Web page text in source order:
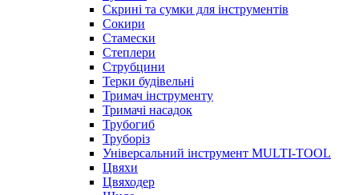
Скрині та сумки для інструментів
Сокири
Стамески
Степлери
Струбцини
Терки будівельні
Тримач інструменту
Тримачі насадок
Трубогиб
Труборіз
Універсальний інструмент MULTI-TOOL
Цвяхи
Цвяходер